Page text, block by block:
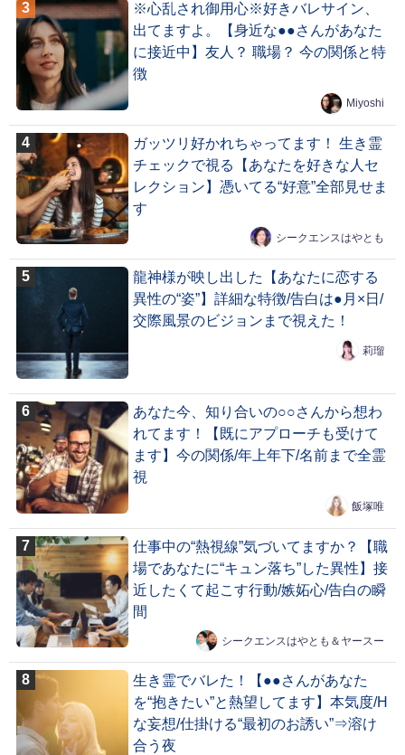
※心乱され御用心※好きバレサイン、
出てますよ。【身近な●●さんがあなた
に接近中】友人？ 職場？ 今の関係と特
徴
Miyoshi
ガッツリ好かれちゃってます！ 生き霊
チェックで視る【あなたを好きな人セ
レクション】憑いてる“好意”全部見せま
す
シークエンスはやとも
龍神様が映し出した【あなたに恋する
異性の“姿”】詳細な特徴/告白は●月×日/
交際風景のビジョンまで視えた！
莉瑠
あなた今、知り合いの○○さんから想わ
れてます！【既にアプローチも受けて
ます】今の関係/年上年下/名前まで全霊
視
飯塚唯
仕事中の“熱視線”気づいてますか？【職
場であなたに“キュン落ち”した異性】接
近したくて起こす行動/嫉妬心/告白の瞬
間
シークエンスはやとも＆ヤースー
生き霊でバレた！【●●さんがあなた
を“抱きたい”と熱望してます】本気度/H
な妄想/仕掛ける“最初のお誘い”⇒溶け
合う夜